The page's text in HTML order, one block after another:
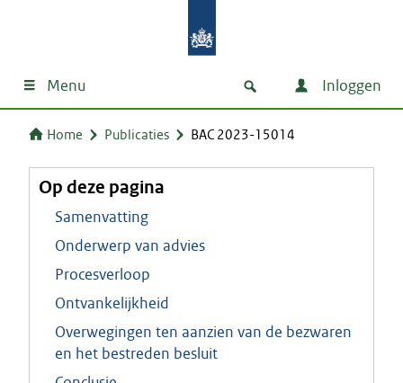
Menu Inloggen
Home Publicaties BAC 2023-15014
Op deze pagina
Samenvatting
Onderwerp van advies
Procesverloop
Ontvankelijkheid
Overwegingen ten aanzien van de bezwaren
en het bestreden besluit